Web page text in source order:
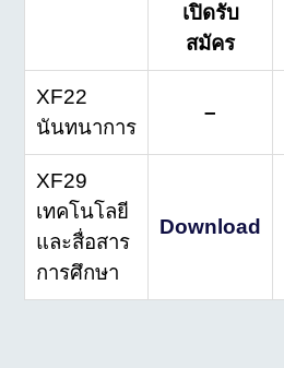
เปิดรับ
สมัคร
XF22
นันทนาการ
–
XF29
เทคโนโลยี
และสื่อสาร
การศึกษา
Download